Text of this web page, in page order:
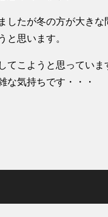
したが冬の方が大きな
と思います。
てこようと思っていま
な気持ちです・・・